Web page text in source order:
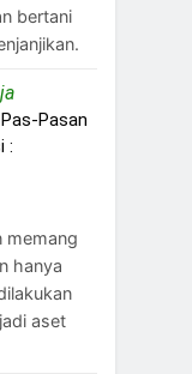
bertani
on
Pasan
:
memang
hanya
aset